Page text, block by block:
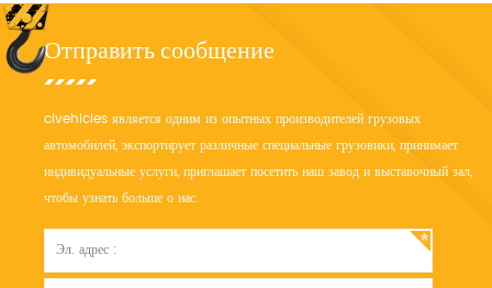
Отправить сообщение
clvehicles является одним из опытных производителей грузовых
автомобилей, экспортирует различные специальные грузовики, принимает
индивидуальные услуги, приглашает посетить наш завод и выставочный зал,
чтобы узнать больше о нас.